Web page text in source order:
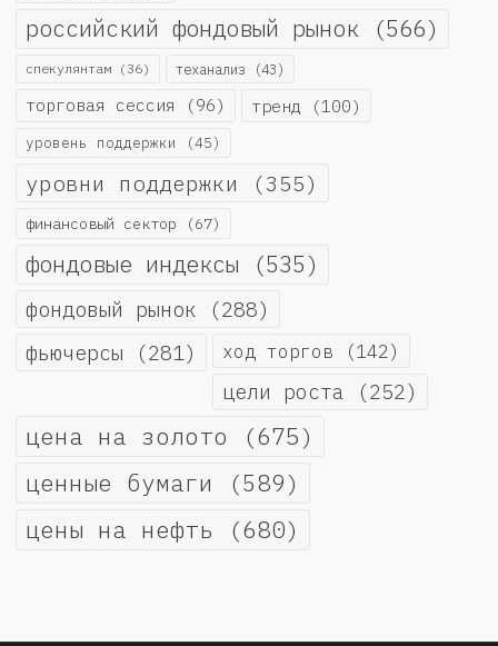
российский фондовый рынок (566)
спекулянтам (36) теханализ (43)
торговая сессия (96) тренд (100)
уровень поддержки (45)
уровни поддержки (355)
финансовый сектор (67)
фондовые индексы (535)
фондовый рынок (288)
фьючерсы (281) ход торгов (142)
цели роста (252)
цена на золото (675)
ценные бумаги (589)
цены на нефть (680)